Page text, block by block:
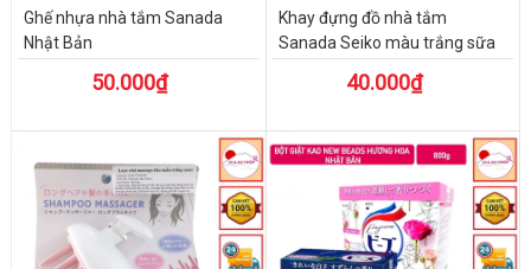
Ghế nhựa nhà tắm Sanada
Nhật Bản
50.000₫
Khay đựng đồ nhà tắm
Sanada Seiko màu trắng sữa
40.000₫